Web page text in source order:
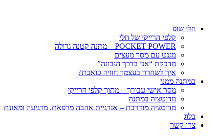
חלי שופ
קלפי הרייקי של חלי
POCKET POWER – מתנה קטנה גדולה
מגנט עם מסר מעצים
מדבקת “אני בדרך הנכונה”
איך לשחרר בעצמך חוויה כואבת?
במתנה ממני
מסר אישי עבורך – מתוך קלפי הרייקי
מדיטציה במתנה
מדיטציה מודרכת – אנרגיית אהבה מרפאת, מרגיעה ומאזנת
בלוג
צרו קשר